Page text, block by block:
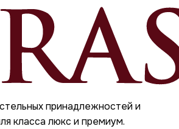
принадлежностей и
класса люкс и премиум.